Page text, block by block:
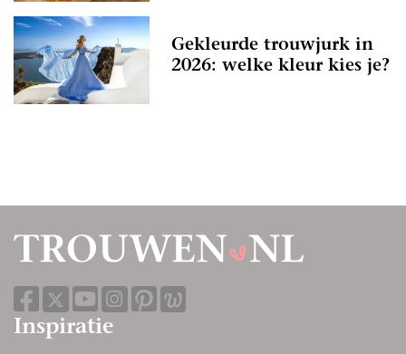
Gekleurde trouwjurk in
2026: welke kleur kies je?
Inspiratie